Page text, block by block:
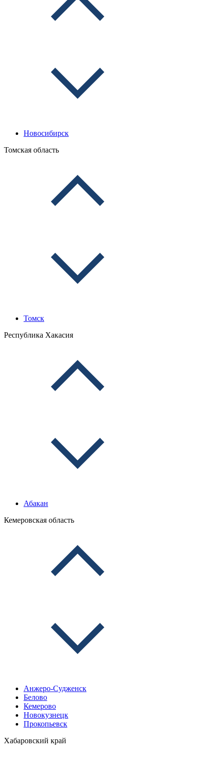
Новосибирск
Томская область
Томск
Республика Хакасия
Абакан
Кемеровская область
Анжеро-Судженск
Белово
Кемерово
Новокузнецк
Прокопьевск
Хабаровский край